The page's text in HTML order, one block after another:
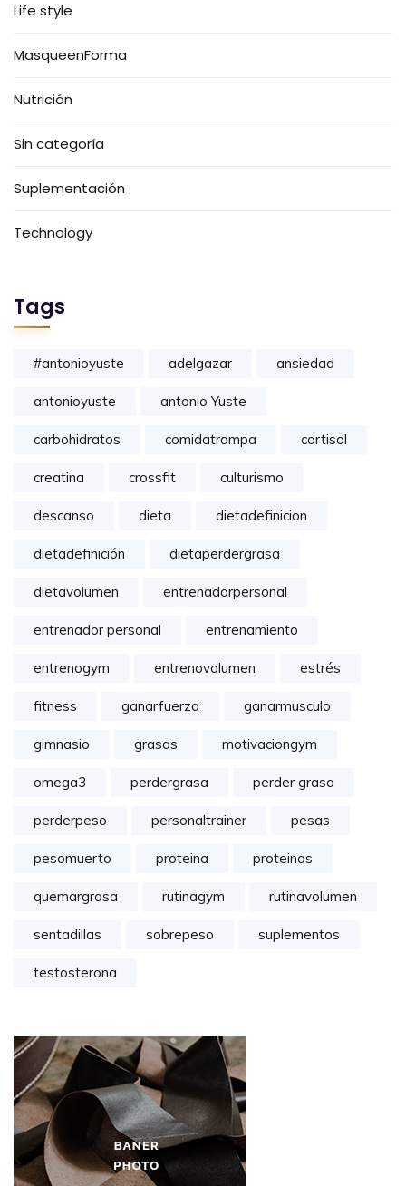
Life style
MasqueenForma
Nutrición
Sin categoría
Suplementación
Technology
Tags
#antonioyuste adelgazar ansiedad
antonioyuste antonio Yuste
carbohidratos comidatrampa cortisol
creatina crossfit culturismo
descanso dieta dietadefinicion
dietadefinición dietaperdergrasa
dietavolumen entrenadorpersonal
entrenador personal entrenamiento
entrenogym entrenovolumen estrés
fitness ganarfuerza ganarmusculo
gimnasio grasas motivaciongym
omega3 perdergrasa perder grasa
perderpeso personaltrainer pesas
pesomuerto proteina proteinas
quemargrasa rutinagym rutinavolumen
sentadillas sobrepeso suplementos
testosterona